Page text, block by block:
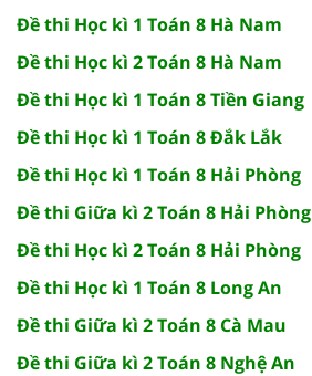
Đề thi Học kì 1 Toán 8 Hà Nam
Đề thi Học kì 2 Toán 8 Hà Nam
Đề thi Học kì 1 Toán 8 Tiền Giang
Đề thi Học kì 1 Toán 8 Đắk Lắk
Đề thi Học kì 1 Toán 8 Hải Phòng
Đề thi Giữa kì 2 Toán 8 Hải Phòng
Đề thi Học kì 2 Toán 8 Hải Phòng
Đề thi Học kì 1 Toán 8 Long An
Đề thi Giữa kì 2 Toán 8 Cà Mau
Đề thi Giữa kì 2 Toán 8 Nghệ An